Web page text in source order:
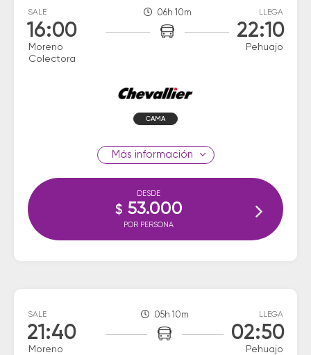
SALE
16:00
Moreno
Colectora
06h 10m LLEGA
22:10
Pehuajo
CAMA
información
DESDE
$ 53.000
POR PERSONA
SALE
21:40
Moreno
05h 10m LLEGA
02:50
Pehuajo